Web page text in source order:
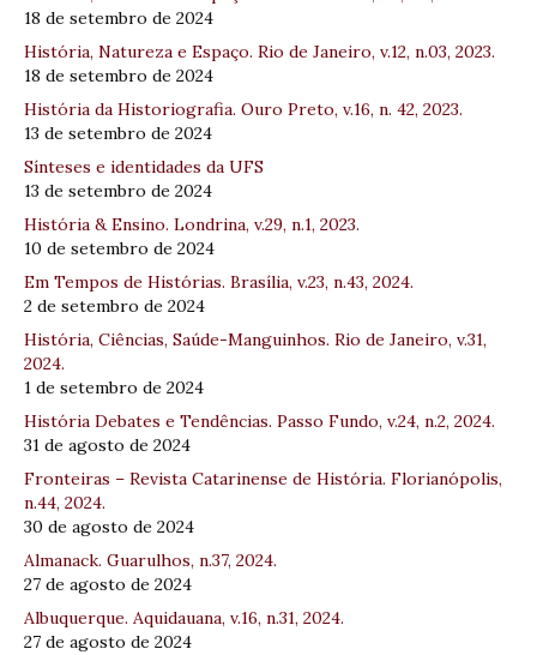
18 de setembro de 2024
História, Natureza e Espaço. Rio de Janeiro, v.12, n.03, 2023.
18 de setembro de 2024
História da Historiografia. Ouro Preto, v.16, n. 42, 2023.
13 de setembro de 2024
Sínteses e identidades da UFS
13 de setembro de 2024
História & Ensino. Londrina, v.29, n.1, 2023.
10 de setembro de 2024
Em Tempos de Histórias. Brasília, v.23, n.43, 2024.
2 de setembro de 2024
História, Ciências, Saúde-Manguinhos. Rio de Janeiro, v.31,
2024.
1 de setembro de 2024
História Debates e Tendências. Passo Fundo, v.24, n.2, 2024.
31 de agosto de 2024
Fronteiras – Revista Catarinense de História. Florianópolis,
n.44, 2024.
30 de agosto de 2024
Almanack. Guarulhos, n.37, 2024.
27 de agosto de 2024
Albuquerque. Aquidauana, v.16, n.31, 2024.
27 de agosto de 2024